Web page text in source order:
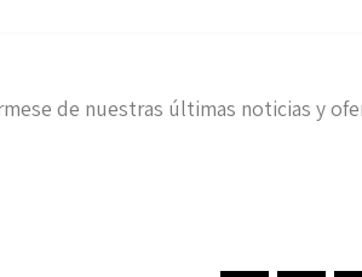
de nuestras últimas noticias y